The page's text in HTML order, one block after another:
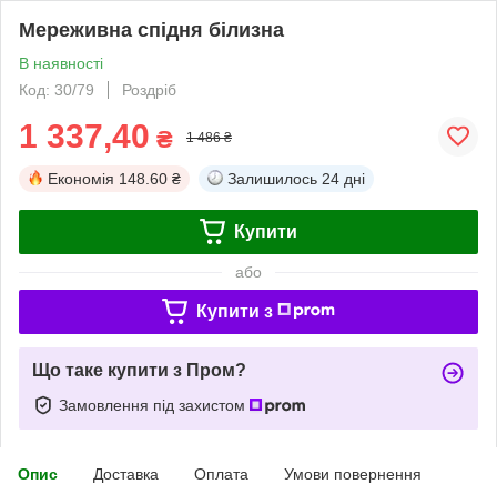
Мереживна спідня білизна
В наявності
Код: 30/79
Роздріб
1 337,40 ₴ 1 486 ₴
Економія 148.60 ₴ Залишилось 24 дні
Купити
або
Купити з
Що таке купити з Пром?
Замовлення під захистом
Опис Доставка Оплата Умови повернення